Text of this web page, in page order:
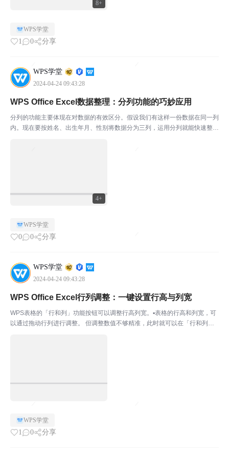
8+
WPS学堂
1 0 分享
WPS学堂
2024-04-24 09:43:28
4+
WPS Office Excel数据整理：分列功能的巧妙应用
分列的功能主要体现在对数据的有效区分。假设我们有这样一份数据在同一列
内。现在要按姓名、出生年月、性别将数据分为三列，运用分列就能快速整理
WPS学堂
0 0 分享
WPS学堂
2024-04-24 09:43:28
WPS Office Excel行列调整：一键设置行高与列宽
WPS表格的「行和列」功能按钮可以调整行高列宽。▪表格的行高和列宽，可
以通过拖动行列进行调整。 但调整数值不够精准，此时就可以在「行和列」
WPS学堂
1 0 分享